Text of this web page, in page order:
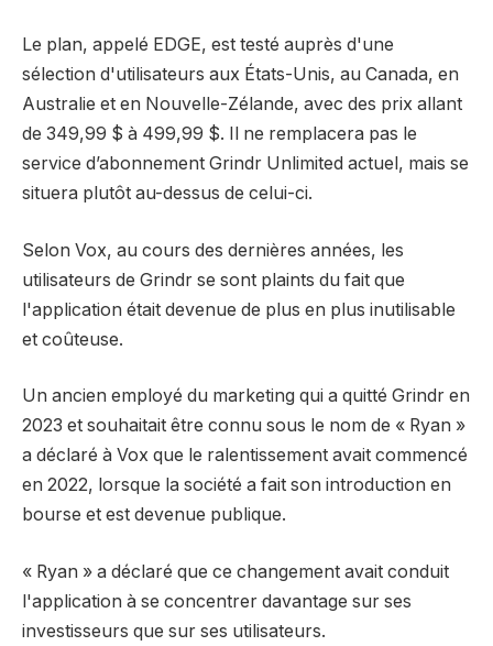
Le plan, appelé EDGE, est testé auprès d'une
sélection d'utilisateurs aux États-Unis, au Canada, en
Australie et en Nouvelle-Zélande, avec des prix allant
de 349,99 $ à 499,99 $. Il ne remplacera pas le
service d’abonnement Grindr Unlimited actuel, mais se
situera plutôt au-dessus de celui-ci.
Selon Vox, au cours des dernières années, les
utilisateurs de Grindr se sont plaints du fait que
l'application était devenue de plus en plus inutilisable
et coûteuse.
Un ancien employé du marketing qui a quitté Grindr en
2023 et souhaitait être connu sous le nom de « Ryan »
a déclaré à Vox que le ralentissement avait commencé
en 2022, lorsque la société a fait son introduction en
bourse et est devenue publique.
« Ryan » a déclaré que ce changement avait conduit
l'application à se concentrer davantage sur ses
investisseurs que sur ses utilisateurs.